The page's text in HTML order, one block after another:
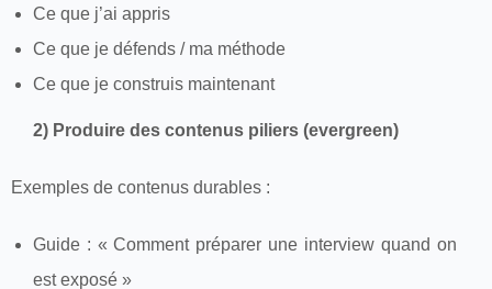
Ce que j’ai appris
Ce que je défends / ma méthode
Ce que je construis maintenant
2) Produire des contenus piliers (evergreen)
Exemples de contenus durables :
Guide : « Comment préparer une interview quand on
est exposé »